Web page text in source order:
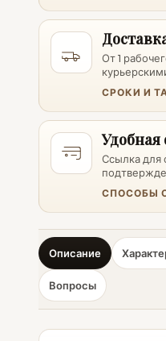
От 1
СРОКИ И
Удобная
Ссылка для
СПОСОБЫ
Описание
Вопросы